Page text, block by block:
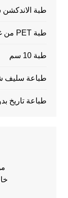
طبة
طبة PET من غير كرتون
طبة 10 سم
طباعة سليف
طباعة تاريخ